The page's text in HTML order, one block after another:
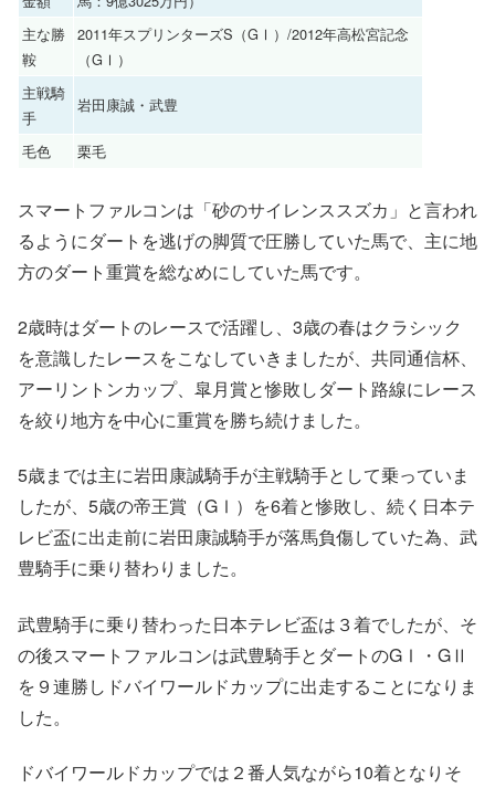
主な勝
鞍
2011年スプリンターズS（GⅠ）/2012年高松宮記念
（GⅠ）
主戦騎
手
岩田康誠・武豊
毛色 栗毛
スマートファルコンは「砂のサイレンススズカ」と言われ
るようにダートを逃げの脚質で圧勝していた馬で、主に地
方のダート重賞を総なめにしていた馬です。
2歳時はダートのレースで活躍し、3歳の春はクラシック
を意識したレースをこなしていきましたが、共同通信杯、
アーリントンカップ、皐月賞と惨敗しダート路線にレース
を絞り地方を中心に重賞を勝ち続けました。
5歳までは主に岩田康誠騎手が主戦騎手として乗っていま
したが、5歳の帝王賞（GⅠ）を6着と惨敗し、続く日本テ
レビ盃に出走前に岩田康誠騎手が落馬負傷していた為、武
豊騎手に乗り替わりました。
武豊騎手に乗り替わった日本テレビ盃は３着でしたが、そ
の後スマートファルコンは武豊騎手とダートのGⅠ・GⅡ
を９連勝しドバイワールドカップに出走することになりま
した。
ドバイワールドカップでは２番人気ながら10着となりそ